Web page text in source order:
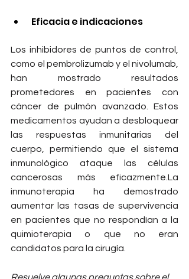
Eficacia e indicaciones
Los inhibidores de puntos de control,
como el pembrolizumab y el nivolumab,
han mostrado resultados
prometedores en pacientes con
cáncer de pulmón avanzado. Estos
medicamentos ayudan a desbloquear
las respuestas inmunitarias del
cuerpo, permitiendo que el sistema
inmunológico ataque las células
cancerosas más eficazmente.La
inmunoterapia ha demostrado
aumentar las tasas de supervivencia
en pacientes que no respondían a la
quimioterapia o que no eran
candidatos para la cirugía.